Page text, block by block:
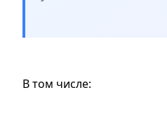
В том числе: